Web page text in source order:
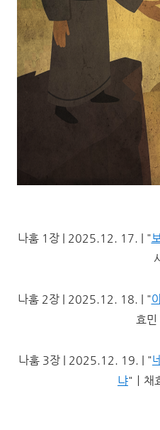
나훔 1장 | 2025.12. 17. | "
나훔 2장 | 2025.12. 18. | "
효민
나훔 3장 | 2025.12. 19. | "
냐"ㅣ채